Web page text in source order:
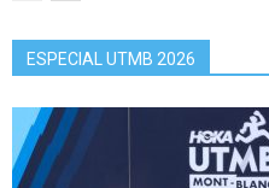
ESPECIAL UTMB 2026